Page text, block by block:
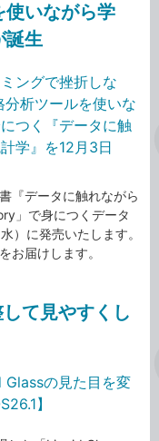
使いながら学
誕生
ングで挫折しな
析ツールを使いな
つく『データに触
学』を12月3日
『データに触れながら
」で身につくデータ
）に発売いたします。
お届けします。
て見やすくし
の見た目を変
】